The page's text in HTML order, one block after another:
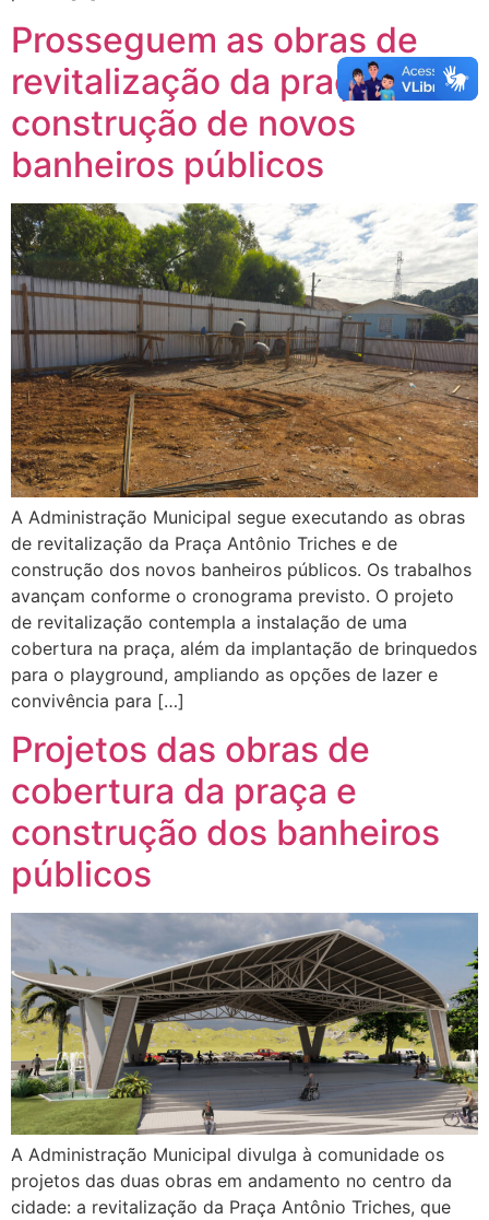
Prosseguem as obras de
revitalização da praça e a
construção de novos
banheiros públicos
A Administração Municipal segue executando as obras
de revitalização da Praça Antônio Triches e de
construção dos novos banheiros públicos. Os trabalhos
avançam conforme o cronograma previsto. O projeto
de revitalização contempla a instalação de uma
cobertura na praça, além da implantação de brinquedos
para o playground, ampliando as opções de lazer e
convivência para […]
Projetos das obras de
cobertura da praça e
construção dos banheiros
públicos
A Administração Municipal divulga à comunidade os
projetos das duas obras em andamento no centro da
cidade: a revitalização da Praça Antônio Triches, que